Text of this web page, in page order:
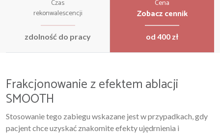
Czas
rekonwalescencji
zdolność do pracy
Cena
Zobacz cennik
od 400 zł
Frakcjonowanie z efektem ablacji
SMOOTH
Stosowanie tego zabiegu wskazane jest w przypadkach, gdy
pacjent chce uzyskać znakomite efekty ujędrnienia i